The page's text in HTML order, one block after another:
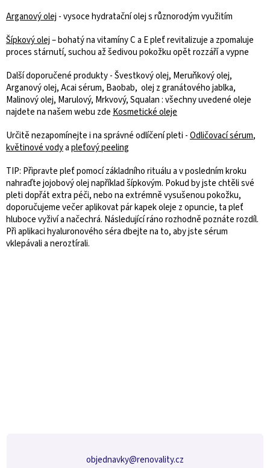
Arganový olej - vysoce hydratační olej s různorodým využitím
Šípkový olej– bohatý na vitamíny C a E pleť revitalizuje a zpomaluje
proces stárnutí, suchou až šedivou pokožku opět rozzáří a vypne
Další doporučené produkty - Švestkový olej, Meruňkový olej,
Arganový olej, Acai sérum, Baobab, olej z granátového jablka,
Malinový olej, Marulový, Mrkvový, Squalan : všechny uvedené oleje
najdete na našem webu zde Kosmetické oleje
Určitě nezapomínejte i na správné odlíčení pleti -Odličovací sérum,
květinové vodyapleťový peeling
TIP: Připravte pleť pomocí základního rituálu a v posledním kroku
nahraďte jojobový olej například šípkovým. Pokud by jste chtěli své
pleti dopřát extra péči, nebo na extrémně vysušenou pokožku,
doporučujeme večer aplikovat pár kapek oleje z opuncie, ta pleť
hluboce vyživí a načechrá. Následující ráno rozhodně poznáte rozdíl.
Při aplikaci hyaluronového séra dbejte na to, aby jste sérum
vklepávali a neroztírali.
objednavky@renovality.cz